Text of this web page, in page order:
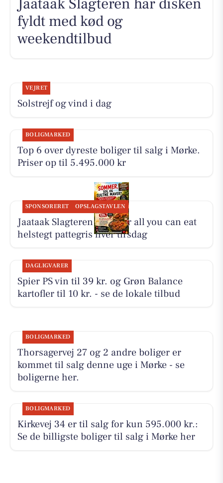
fyldt med kød og
weekendtilbud
VEJRET
Solstrejf og vind i dag
BOLIGMARKED
Top 6 over dyreste boliger til salg i Mørke.
Priser op til 5.495.000 kr
SPONSORERET OPSLAGSTAVLEN
Jaataak Slagteren serverer all you can eat
helstegt pattegris hver tirsdag
DAGLIGVARER
Spier PS vin til 39 kr. og Grøn Balance
kartofler til 10 kr. - se de lokale tilbud
BOLIGMARKED
Thorsagervej 27 og 2 andre boliger er
kommet til salg denne uge i Mørke - se
boligerne her.
BOLIGMARKED
Kirkevej 34 er til salg for kun 595.000 kr.:
Se de billigste boliger til salg i Mørke her